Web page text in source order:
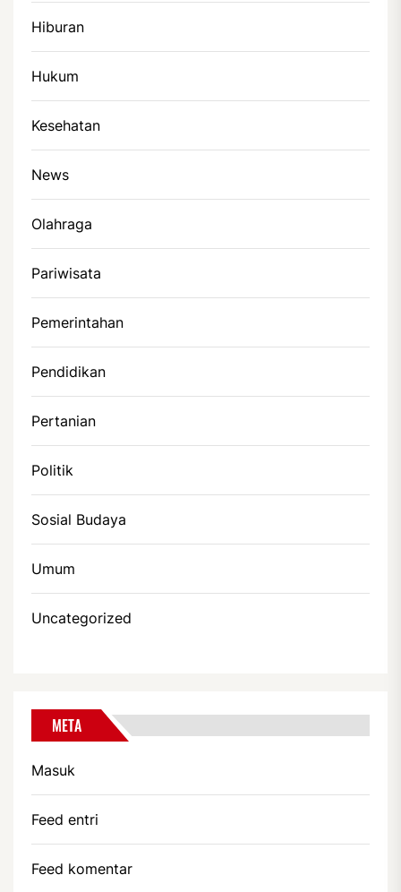
Hiburan
Hukum
Kesehatan
News
Olahraga
Pariwisata
Pemerintahan
Pendidikan
Pertanian
Politik
Sosial Budaya
Umum
Uncategorized
META
Masuk
Feed entri
Feed komentar